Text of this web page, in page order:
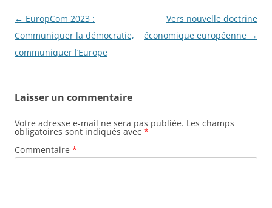
Navigation
des
articles
← EuropCom 2023 :
Communiquer la démocratie,
communiquer l’Europe
Vers nouvelle doctrine
économique européenne →
Laisser un commentaire
Votre adresse e-mail ne sera pas publiée. Les champs
obligatoires sont indiqués avec *
Commentaire *